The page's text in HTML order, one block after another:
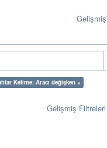
Kelime: Aracı değişken ×
Gelişmiş